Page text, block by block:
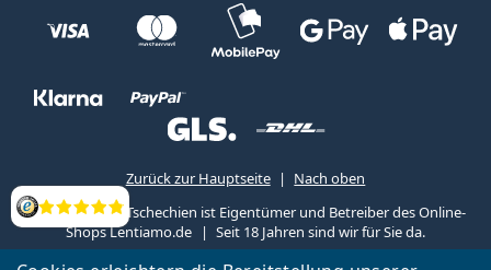
Bewertung
Zurück zur Hauptseite
Nach oben
Lentiamo s.r.o., Tschechien ist Eigentümer und Betreiber des Online-
Shops Lentiamo.de
Seit 18 Jahren sind wir für Sie da.